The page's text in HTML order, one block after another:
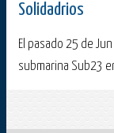
Solidadrios
El pasado 25 de
submarina Sub23